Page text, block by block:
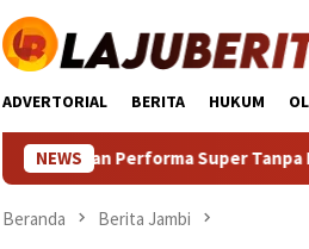
ADVERTORIAL BERITA HUKUM
NEWS
Super Tanpa Menguras
Beranda Berita Jambi